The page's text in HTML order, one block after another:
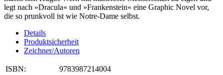
legt nach »Dracula« und »Frankenstein« eine Graphic Novel vor,
die so prunkvoll ist wie Notre-Dame selbst.
Details
Produktsicherheit
Zeichner/Autoren
ISBN:
9783987214004